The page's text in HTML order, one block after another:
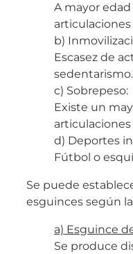
A mayor
articulaciones
b)
Escasez de
c) Sobrepeso:
Existe un
d) Deportes
Fútbol o
Se puede
esguinces según
a) Esguince
Se produce